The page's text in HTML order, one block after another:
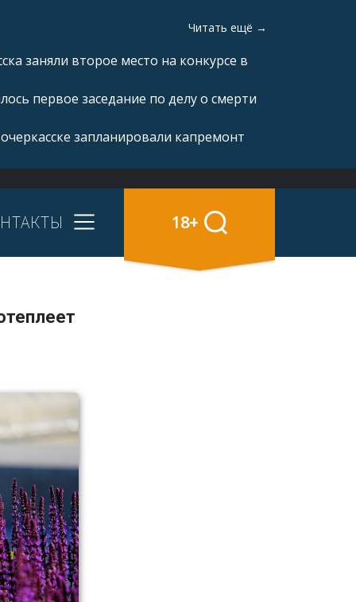
Читать ещё →
заняли второе место на конкурсе в
первое заседание по делу о смерти
запланировали капремонт
18+